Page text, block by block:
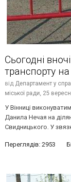
Сьогодні
транспорту
від Департамент у
міської ради, 25
У Вінниці
Данила Нечая на
Свидницького. У
Переглядів: 2953